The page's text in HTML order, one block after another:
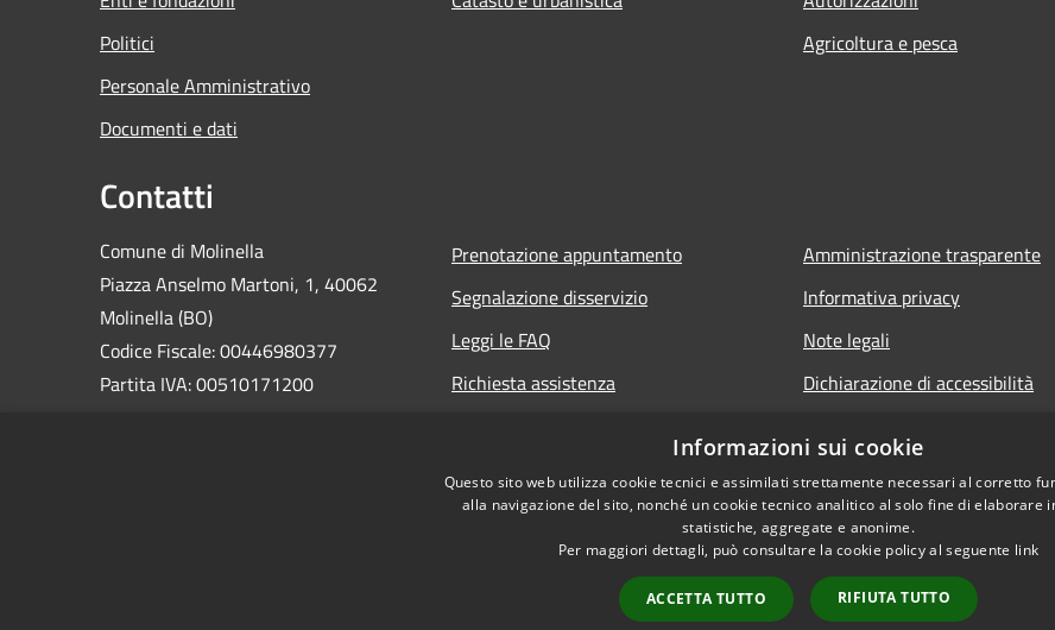
Politici
Personale Amministrativo
Documenti e dati
Agricoltura e pesca
Contatti
Comune di Molinella
Piazza Anselmo Martoni, 1, 40062
Molinella (BO)
Codice Fiscale: 00446980377
Partita IVA: 00510171200
Prenotazione appuntamento
Segnalazione disservizio
Leggi le FAQ
Richiesta assistenza
Amministrazione trasparente
Informativa privacy
Note legali
Dichiarazione di accessibilità
Informazioni sui cookie
Questo sito web utilizza cookie tecnici e assimilati strettamente necessari al corretto
alla navigazione del sito, nonché un cookie tecnico analitico al solo fine di elaborare
statistiche, aggregate e anonime.
Per maggiori dettagli, può consultare la cookie policy al seguente link
ACCETTA TUTTO RIFIUTA TUTTO